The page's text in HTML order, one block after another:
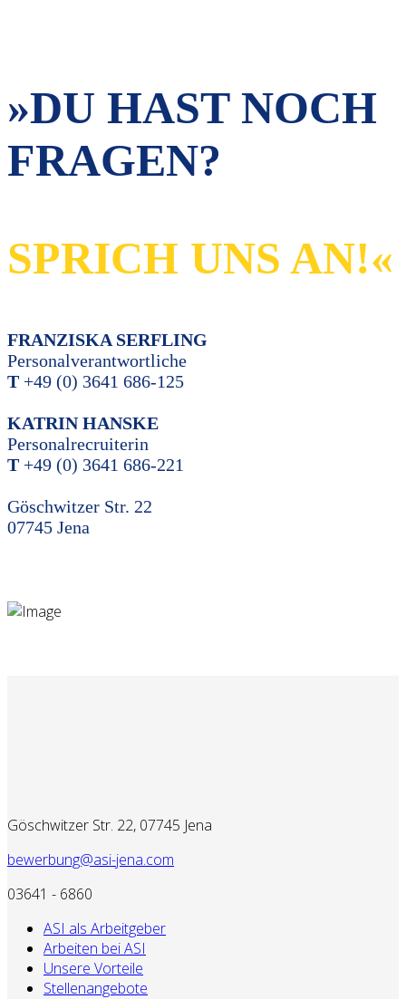
»DU HAST NOCH
FRAGEN?
SPRICH UNS AN!«
FRANZISKA SERFLING
Personalverantwortliche
T +49 (0) 3641 686-125
KATRIN HANSKE
Personalrecruiterin
T +49 (0) 3641 686-221
Göschwitzer Str. 22
07745 Jena
Göschwitzer Str. 22, 07745 Jena
bewerbung@asi-jena.com
03641 - 6860
ASI als Arbeitgeber
Arbeiten bei ASI
Unsere Vorteile
Stellenangebote